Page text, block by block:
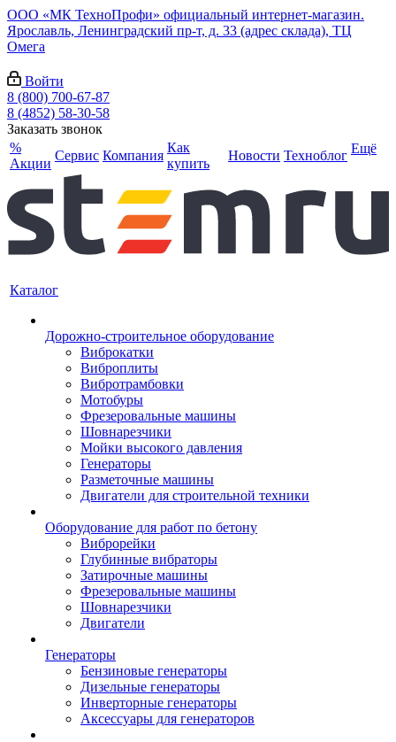
ООО «МК ТехноПрофи» официальный интернет-магазин.
Ярославль, Ленинградский пр-т, д. 33 (адрес склада), ТЦ
Омега
Войти
8 (800) 700-67-87
8 (4852) 58-30-58
Заказать звонок
%
Акции
Сервис Компания
Как
купить
Новости Техноблог Ещё
Каталог
Дорожно-строительное оборудование
Виброкатки
Виброплиты
Вибротрамбовки
Мотобуры
Фрезеровальные машины
Шовнарезчики
Мойки высокого давления
Генераторы
Разметочные машины
Двигатели для строительной техники
Оборудование для работ по бетону
Виброрейки
Глубинные вибраторы
Затирочные машины
Фрезеровальные машины
Шовнарезчики
Двигатели
Генераторы
Бензиновые генераторы
Дизельные генераторы
Инверторные генераторы
Аксессуары для генераторов